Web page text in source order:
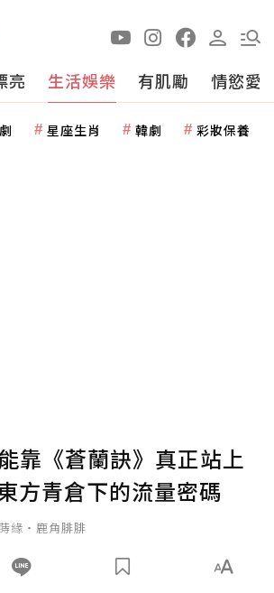
亮 生活娛樂 有肌勵 情慾愛
星座生肖 韓劇 彩妝保養
靠《蒼蘭訣》真正站上
青倉下的流量密碼
蒔緣‧鹿角腓腓